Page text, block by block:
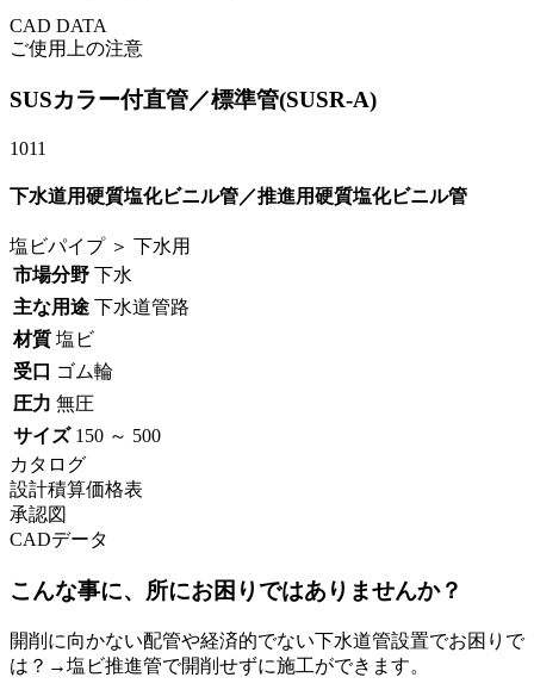
CAD DATA
ご使用上の注意
SUSカラー付直管／標準管(SUSR-A)
1011
下水道用硬質塩化ビニル管／推進用硬質塩化ビニル管
塩ビパイプ ＞ 下水用
市場分野 下水
主な用途 下水道管路
材質 塩ビ
受口 ゴム輪
圧力 無圧
サイズ 150 ～ 500
カタログ
設計積算価格表
承認図
CADデータ
こんな事に、所にお困りではありませんか？
開削に向かない配管や経済的でない下水道管設置でお困りで
は？→塩ビ推進管で開削せずに施工ができます。